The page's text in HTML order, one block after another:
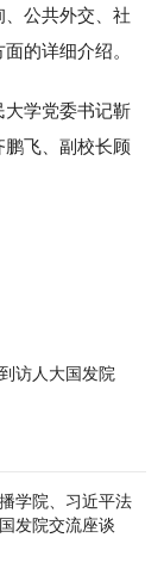
公共外交、社
的详细介绍。
大学党委书记靳
飞、副校长顾
访人大国发院
学院、习近平法
发院交流座谈